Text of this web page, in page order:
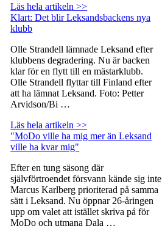
Läs hela artikeln >>
Klart: Det blir Leksandsbackens nya
klubb
Olle Strandell lämnade Leksand efter
klubbens degradering. Nu är backen
klar för en flytt till en mästarklubb.
Olle Strandell flyttar till Finland efter
att ha lämnat Leksand. Foto: Petter
Arvidson/Bi …
Läs hela artikeln >>
"MoDo ville ha mig mer än Leksand
ville ha kvar mig"
Efter en tung säsong där
självförtroendet försvann kände sig inte
Marcus Karlberg prioriterad på samma
sätt i Leksand. Nu öppnar 26-åringen
upp om valet att istället skriva på för
MoDo och utmana Dala …